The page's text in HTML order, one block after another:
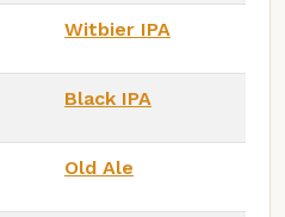
Witbier IPA
Black IPA
Old Ale